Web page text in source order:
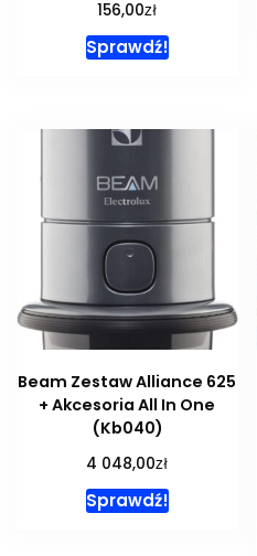
156,00zł
Sprawdź!
Beam Zestaw Alliance 625
+ Akcesoria All In One
(Kb040)
4 048,00zł
Sprawdź!